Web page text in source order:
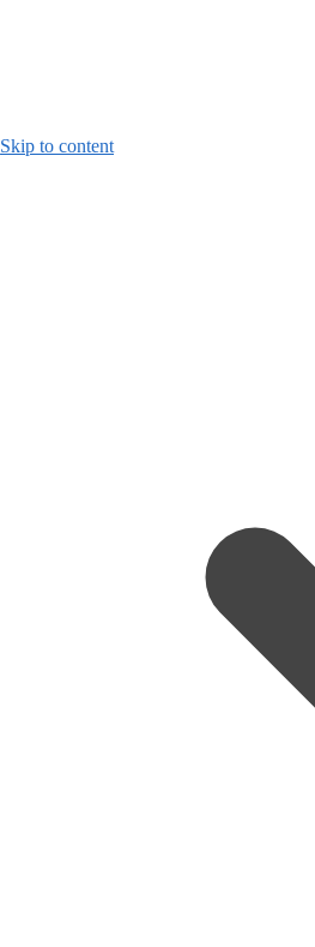
Skip to content